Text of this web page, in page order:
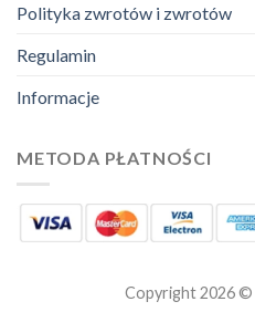
Polityka zwrotów i zwrotów
Regulamin
Informacje
METODA PŁATNOŚCI
Copyright 2026 ©